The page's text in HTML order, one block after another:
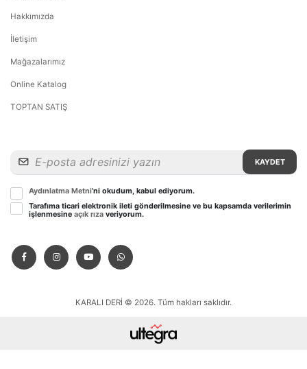
Hakkımızda
İletişim
Mağazalarımız
Online Katalog
TOPTAN SATIŞ
KAYDET
Aydınlatma Metni’ni okudum, kabul ediyorum.
Tarafıma ticari elektronik ileti gönderilmesine ve bu kapsamda verilerimin
işlenmesine açık rıza veriyorum.
KARALI DERİ © 2026. Tüm hakları saklıdır.